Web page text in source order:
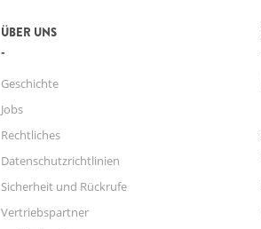
ÜBER UNS
Geschichte
Jobs
Rechtliches
Datenschutzrichtlinien
Sicherheit und Rückrufe
Vertriebspartner